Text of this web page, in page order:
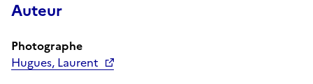
Auteur
Photographe
Hugues, Laurent